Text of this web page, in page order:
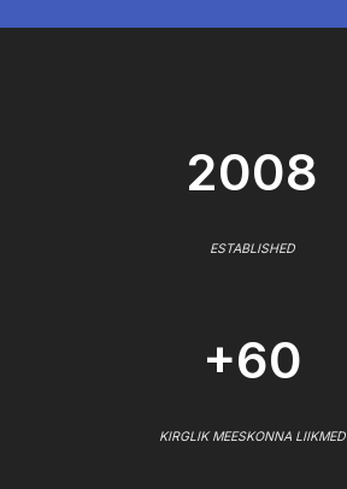
2008
ESTABLISHED
+60
KIRGLIK MEESKONNA LIIKMED